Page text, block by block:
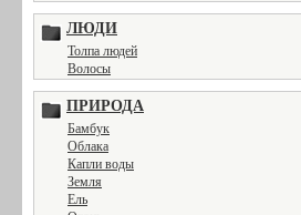
ЛЮДИ
Толпа людей
Волосы
ПРИРОДА
Бамбук
Облака
Капли воды
Земля
Ель